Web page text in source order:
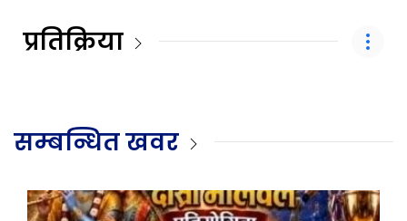
प्रतिक्रिया
सम्बन्धित खवर